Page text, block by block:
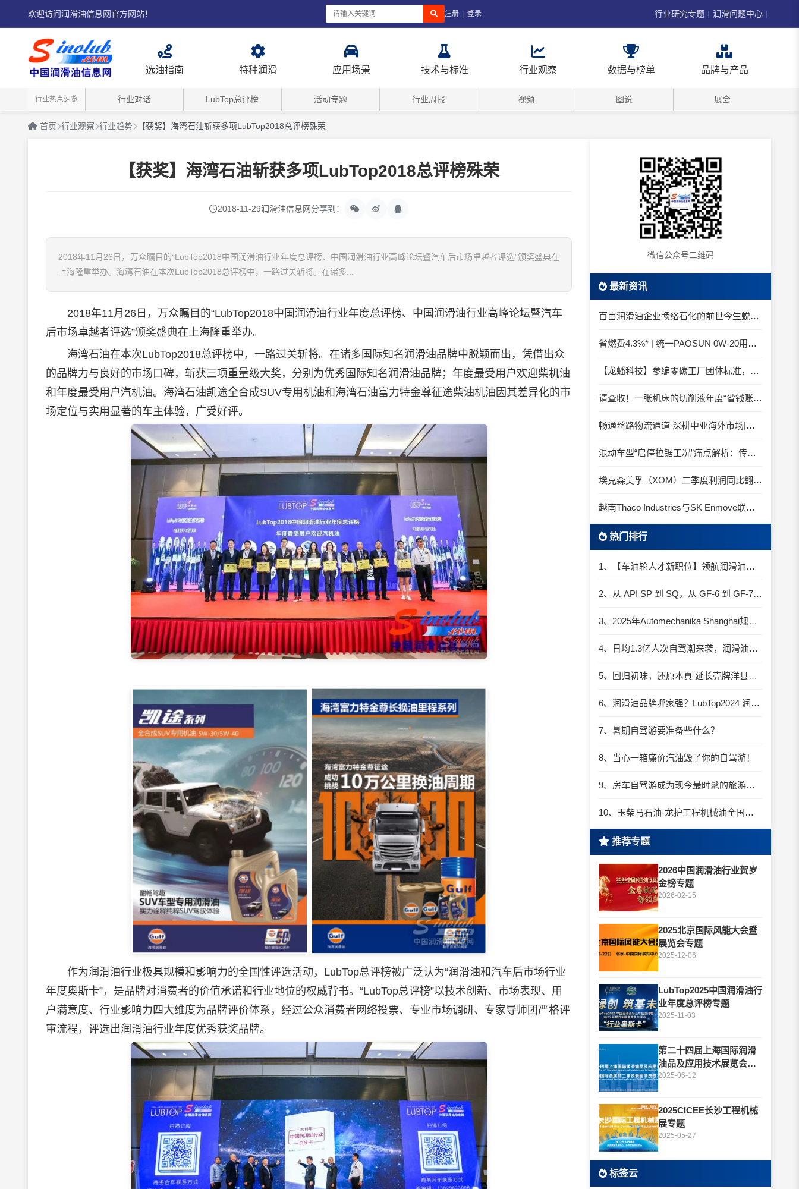
欢迎访问润滑油信息网官方网站！ 注册 | 登录 行业研究专题 | 润滑问题中心 |
选油指南 特种润滑 应用场景 技术与标准 行业观察 数据与榜单 品牌与产品
行业热点速览 行业对话 LubTop总评榜 活动专题 行业周报 视频 图说 展会
首页 行业观察 行业趋势 【获奖】海湾石油斩获多项LubTop2018总评榜殊荣
【获奖】海湾石油斩获多项LubTop2018总评榜殊荣
2018-11-29润滑油信息网分享到：
2018年11月26日，万众瞩目的“LubTop2018中国润滑油行业年度总评榜、中国润滑油行业高峰论坛暨汽车后市场卓越者评选”颁奖盛典在
上海隆重举办。海湾石油在本次LubTop2018总评榜中，一路过关斩将。在诸多...
2018年11月26日，万众瞩目的“LubTop2018中国 润滑油行业年度总评榜、中国 润滑油行业高峰论坛暨汽车
后市场卓越者评选”颁奖盛典在上海隆重举办。
海湾石油在本次LubTop2018总评榜中，一路过关斩将。在诸多国际知名润滑油品牌中脱颖而出，凭借出众
的品牌力与良好的市场口碑，斩获三项重量级大奖，分别为优秀国际知名润滑油品牌；年度最受用户欢迎柴机油
和年度最受用户汽机油。海湾石油凯途全合成SUV专用机油和海湾石油富力特金尊征途柴油机油因其差异化的市
场定位与实用显著的车主体验，广受好评。
作为润滑油行业极具规模和影响力的全国性评选活动，LubTop总评榜被广泛认为“润滑油和汽车后市场行业
年度奥斯卡”，是品牌对消费者的价值承诺和行业地位的权威背书。“LubTop总评榜”以技术创新、市场表现、用
户满意度、行业影响力四大维度为品牌评价体系，经过公众消费者网络投票、专业市场调研、专家导师团严格评
审流程，评选出润滑油行业年度优秀获奖品牌。
微信公众号二维码
最新资讯
百亩润滑油企业畅络石化的前世今生蜕变之路
省燃费4.3%* | 统一PAOSUN 0W-20用认证和标准说话
【龙蟠科技】参编零碳工厂团体标准，龙蟠科技以绿色智造锚定零碳未来
请查收！一张机床的切削液年度“省钱账单”
畅通丝路物流通道 深耕中亚海外市场|中国石化SINOPEC润滑油北京-阿拉木图图定班列顺利抵达
混动车型“启停拉锯工况”痛点解析：传统机油为何频繁出现油泥堆积？
埃克森美孚（XOM）二季度利润同比翻倍 创2022年以来新高
越南Thaco Industries与SK Enmove联手合作润滑油
热门排行
1、【车油轮人才新职位】领航润滑油优质职位招聘
2、从 API SP 到 SQ，从 GF-6 到 GF-7：润滑油技术壁垒再升高，你准备好了吗？
3、2025年Automechanika Shanghai规模再度扩大：首次启用国家会展中心（上海）全部15个展馆
4、日均1.3亿人次自驾潮来袭，润滑油行业解锁增长新密码​
5、回归初味，还原本真 延长壳牌洋县踏春自驾游
6、润滑油品牌哪家强？LubTop2024 润滑油总评榜荣耀张榜
7、暑期自驾游要准备些什么？
8、当心一箱廉价汽油毁了你的自驾游！
9、房车自驾游成为现今最时髦的旅游方式
10、玉柴马石油-龙护工程机械油全国招商丨卓越的品质，专业的品牌！
推荐专题
2026中国润滑油行业贺岁
金榜专题
2026-02-15
2025北京国际风能大会暨
展览会专题
2025-12-06
LubTop2025中国润滑油行
业年度总评榜专题
2025-11-03
第二十四届上海国际润滑
油品及应用技术展览会专
题
2025-06-12
2025CICEE长沙工程机械
展专题
2025-05-27
标签云